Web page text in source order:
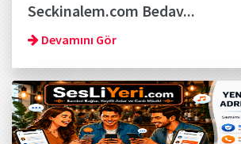
Seckinalem.com Bedav...
Devamını Gör